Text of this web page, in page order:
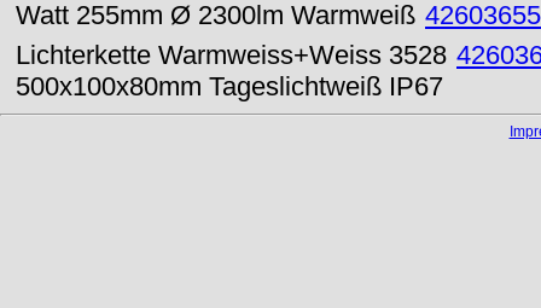
Watt 255mm Ø 2300lm Warmweiß
Lichterkette Warmweiss+Weiss 3528
500x100x80mm Tageslichtweiß IP67